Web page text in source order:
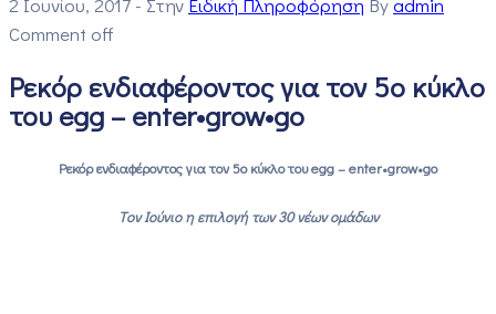
Comment off
Ρεκόρ ενδιαφέροντος για τον 5ο κύκλο
του egg – enter•grow•go
Ρεκόρ ενδιαφέροντος για τον 5ο κύκλο του egg – enter•grow•go
Tον Ιούνιο η επιλογή των 30 νέων ομάδων